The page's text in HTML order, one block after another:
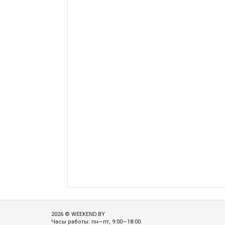
2026 © WEEKEND.BY
Часы работы: пн—пт, 9:00—18:00.